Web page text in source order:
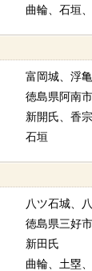
曲輪、石垣
富岡城、浮
徳島県阿南
新開氏、香
石垣
八ツ石城、
徳島県三好
新田氏
曲輪、土塁